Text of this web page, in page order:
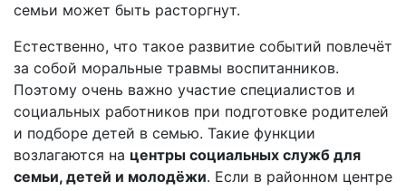
семьи может быть расторгнут.
Естественно, что такое развитие событий повлечёт
за собой моральные травмы воспитанников.
Поэтому очень важно участие специалистов и
социальных работников при подготовке родителей
и подборе детей в семью. Такие функции
возлагаются на центры социальных служб для
семьи, детей и молодёжи. Если в районном центре